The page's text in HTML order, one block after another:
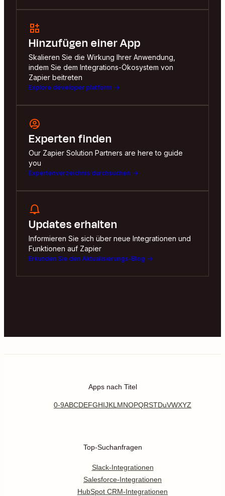
Hinzufügen einer App
Skalieren Sie die Wirkung Ihrer Anwendung,
indem Sie dem Integrations-Ökosystem von
Zapier beitreten
Explore developer platform
Experten finden
Our Zapier Solution Partners are here to guide
you
Expertenverzeichnis durchsuchen
Updates erhalten
Informieren Sie sich über neue Integrationen und
Funktionen auf Zapier
Erkunden Sie den Aktualisierungs-Blog
Apps nach Titel
0-9ABCDEFGHIJKL MNOPQRSTDuVWXYZ
Top-Suchanfragen
Slack-Integrationen
Salesforce-Integrationen
HubSpot CRM-Integrationen